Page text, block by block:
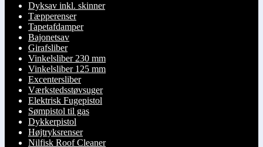
Dyksav inkl. skinner
Tæpperenser
Tapetafdamper
Bajonetsav
Girafsliber
Vinkelsliber 230 mm
Vinkelsliber 125 mm
Excentersliber
Værkstedsstøvsuger
Elektrisk Fugepistol
Sømpistol til gas
Dykkerpistol
Højtryksrenser
Nilfisk Roof Cleaner